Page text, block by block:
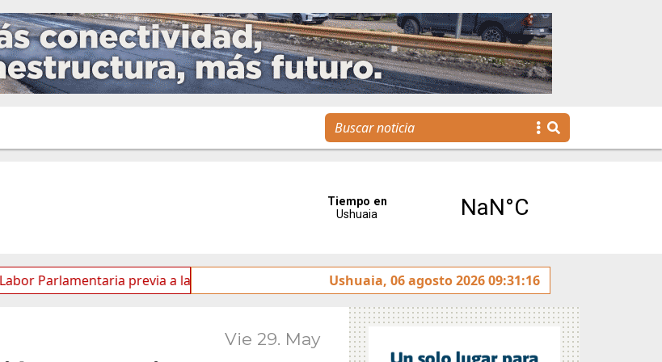
previa a la 5.ª Sesión Ordinaria La Escuela Municipal de Emprendedores impulsa la
Ushuaia, 06 agosto 2026 09:31:16
Vie 29. May